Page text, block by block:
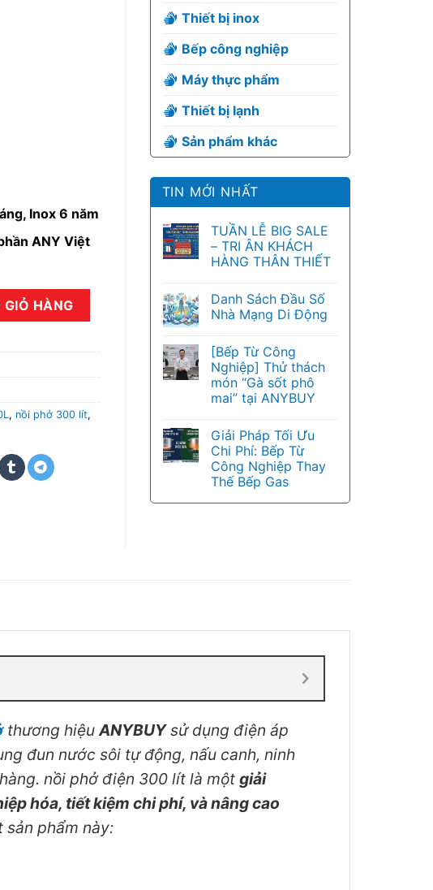
Inox 6 năm
ANY Việt
300L số lượng
GIỎ HÀNG
, nồi phở 300 lít,
Thiết bị inox
Bếp công nghiệp
Máy thực phẩm
Thiết bị lạnh
Sản phẩm khác
TIN MỚI NHẤT
TUẦN LỄ BIG SALE
– TRI ÂN KHÁCH
HÀNG THÂN THIẾT
Danh Sách Đầu Số
Nhà Mạng Di Động
[Bếp Từ Công
Nghiệp] Thử thách
món “Gà sốt phô
mai” tại ANYBUY
Giải Pháp Tối Ưu
Chi Phí: Bếp Từ
Công Nghiệp Thay
Thế Bếp Gas
thương hiệuANYBUYsử dụng điện áp
đun nước sôi tự động, nấu canh, ninh
nồi phở điện 300 lít là một giải
hóa, tiết kiệm chi phí, và nâng cao
sản phẩm này: